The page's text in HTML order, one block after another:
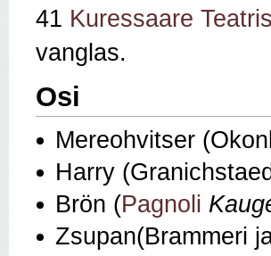
41 Kuressaare Teatris
vanglas.
Osi
Mereohvitser
Harry
Brön (Pagnoli
Zsupan(Brammeri